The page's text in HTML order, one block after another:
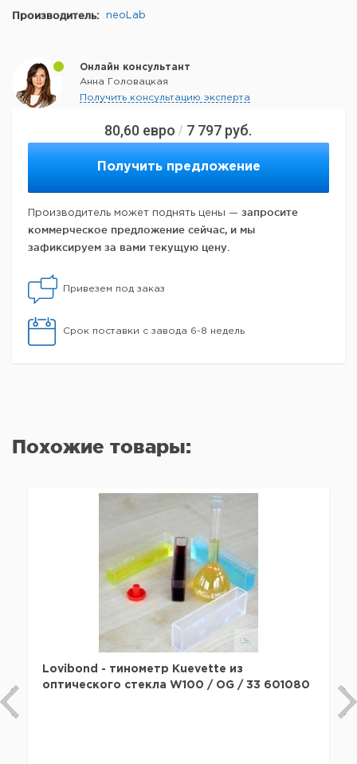
80,60 евро / 7 797 руб.
Получить предложение
Производитель может поднять цены — запросите
коммерческое предложение сейчас, и мы
зафиксируем за вами текущую цену.
Привезем под заказ
Срок поставки с завода 6-8 недель
Производитель: neoLab
Онлайн консультант
Анна Головацкая
Получить консультацию эксперта
Похожие товары:
Lovibond - тинометр Kuevette из
оптического стекла W100 / OG / 33 601080